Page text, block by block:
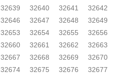
32639 32640 32641
32642
32646 32647 32648
32649
32653 32654 32655
32656
32660 32661 32662
32663
32667 32668 32669
32670
32674 32675 32676
32677